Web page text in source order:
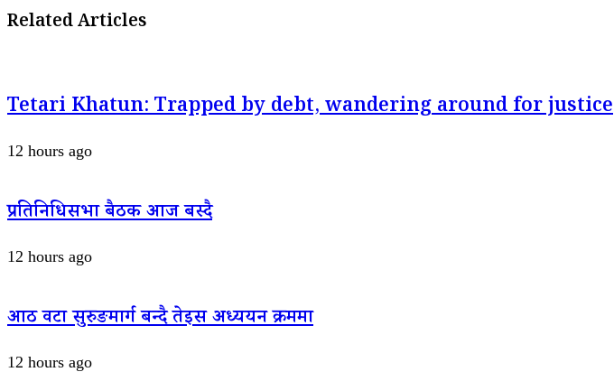
Related Articles
Tetari Khatun: Trapped by debt, wandering around for justice
12 hours ago
प्रतिनिधिसभा बैठक आज बस्दै
12 hours ago
आठ वटा सुरुङमार्ग बन्दै तेइस अध्ययन क्रममा
12 hours ago